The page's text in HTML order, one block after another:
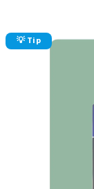
💡 Tip